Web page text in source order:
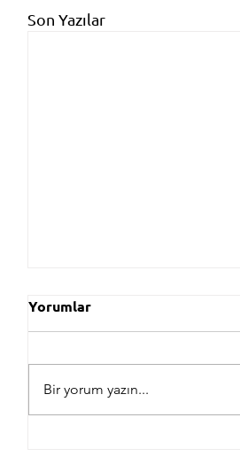
Son Yazılar
Yorumlar
Bir yorum yazın...